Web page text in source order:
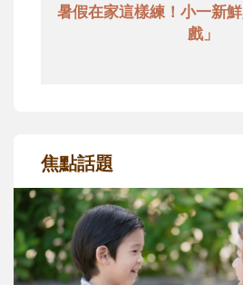
暑假在家這樣練！小一新
戲」
焦點話題
和孩子一起長大的那個
不同模樣